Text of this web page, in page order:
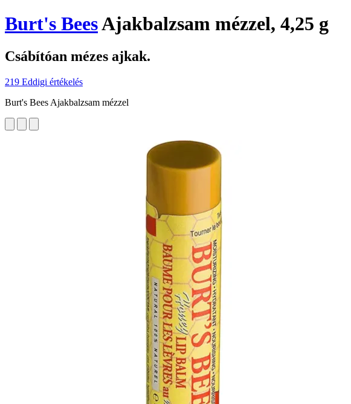
Burt's BeesAjakbalzsam mézzel, 4,25 g
Csábítóan mézes ajkak.
219 Eddigi értékelés
Burt's Bees Ajakbalzsam mézzel